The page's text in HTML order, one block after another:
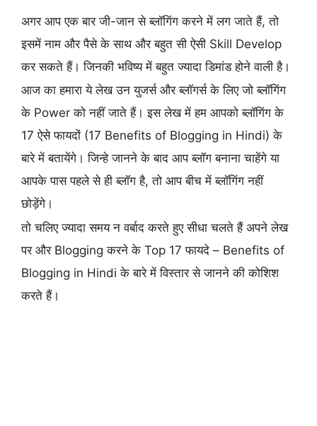
अगर आप एक बार जी-जान से ब्लॉगिंग करने में लग जाते हैं, तो
इसमें नाम और पैसे के साथ और बहुत सी ऐसी Skill Develop
कर सकते हैं। जिनकी भविष्य में बहुत ज्यादा डिमांड होने वाली है।
आज का हमारा ये लेख उन युजर्स और ब्लॉगर्स के लिए जो ब्लॉगिंग
के Power को नहीं जाते हैं। इस लेख में हम आपको ब्लॉगिंग के
17 ऐसे फायदों (17 Benefits of Blogging in Hindi) के
बारे में बतायेंगे। जिन्हे जानने के बाद आप ब्लॉग बनाना चाहेंगे या
आपके पास पहले से ही ब्लॉग है, तो आप बीच में ब्लॉगिंग नहीं
छोड़ेंगे।
तो चलिए ज्यादा समय न वर्बाद करते हुए सीधा चलते हैं अपने लेख
पर और Blogging करने के Top 17 फायदे – Benefits of
Blogging in Hindi के बारे में विस्तार से जानने की कोशिश
करते हैं।